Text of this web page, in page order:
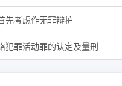
先考虑作无罪辩护
犯罪活动罪的认定及量刑